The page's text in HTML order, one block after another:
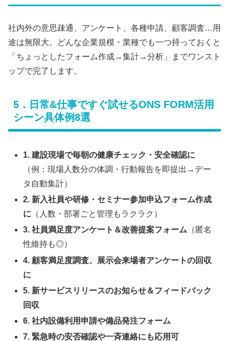
社内外の意思疎通、アンケート、各種申請、顧客調査…用
途は無限大。どんな企業規模・業種でも一つ持っておくと
「ちょっとしたフォーム作成→集計→分析」までワンスト
ップで完了します。
5．日常&仕事ですぐ試せるONS FORM活用
シーン具体例8選
1. 建設現場で毎朝の健康チェック・安全確認に
（例：現場人数分の体調・行動報告を即提出→デー
タ自動集計）
2. 新入社員や研修・セミナー参加申込フォーム作成
に （人数・部署ごと管理もラクラク）
3. 社員満足度アンケート＆改善提案フォーム （匿名
性維持も◎）
4. 顧客満足度調査、展示会来場者アンケートの回収
に
5. 新サービスリリースのお知らせ＆フィードバック
回収
6. 社内設備利用申請や備品発注フォーム
7. 緊急時の安否確認や一斉連絡にも応用可